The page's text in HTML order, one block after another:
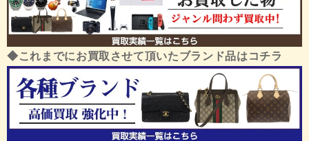
◆これまでにお買取させて頂いたブランド品はコチラ